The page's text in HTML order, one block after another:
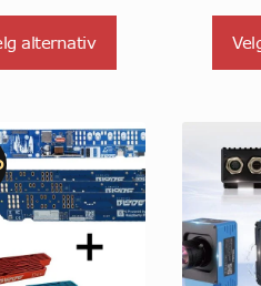
til
4.629,00 NOK
alternativ
varianter.
Alternativene
kan
velges
produktsiden